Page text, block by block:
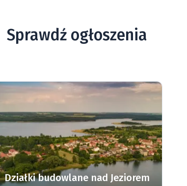
Sprawdź ogłoszenia
Działki budowlane nad Jeziorem